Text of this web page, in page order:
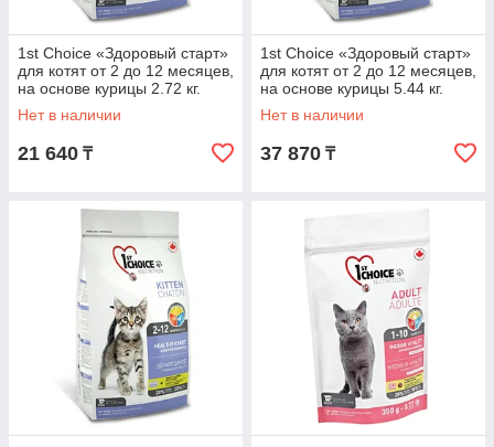
1st Choice «Здоровый старт»
для котят от 2 до 12 месяцев,
на основе курицы 2.72 кг.
Нет в наличии
21 640 ₸
1st Choice «Здоровый старт»
для котят от 2 до 12 месяцев,
на основе курицы 5.44 кг.
Нет в наличии
37 870 ₸